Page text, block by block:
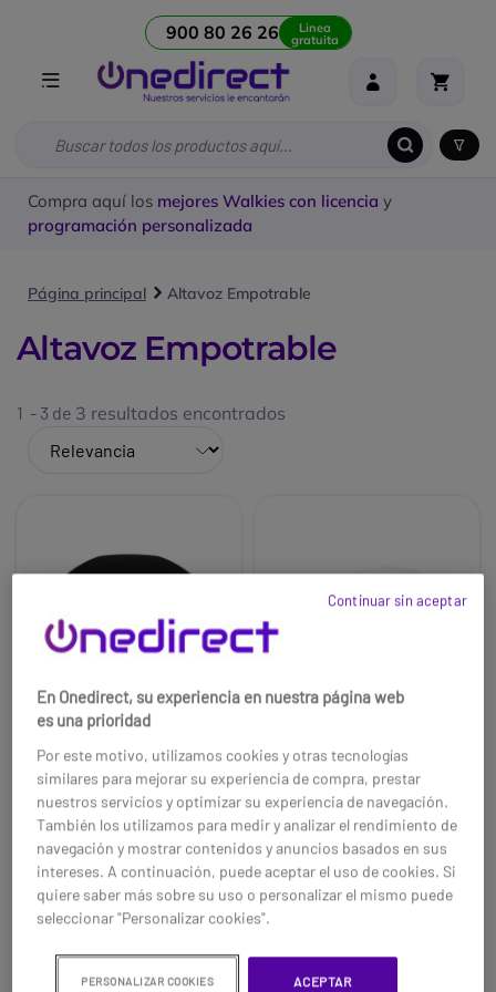
900 80 26 26 Linea
gratuita
Compra aquí los mejores Walkies con licencia y
programación personalizada
Página principal Altavoz Empotrable
Altavoz Empotrable
1 - 3 de 3 resultados encontrados
Segon JS-EST20 negro
Material: ABS + tejido de malla.
Color: negro (también
disponible en blanco). Altavoz:
10 cm. Presión sonora: 83 ± 3 d.
Ref: SEGJSEST20TN
Segon JS-EST20 blanco
Material: ABS + tejido de malla.
Color: blanco (también
disponible en negro). Altavoz:
10 cm. Presión sonora: 83 ± 3 d.
Ref: SEGJSEST20TB
En Onedirect, su experiencia en nuestra página web
es una prioridad
Por este motivo, utilizamos cookies y otras tecnologías
similares para mejorar su experiencia de compra, prestar
nuestros servicios y optimizar su experiencia de navegación.
También los utilizamos para medir y analizar el rendimiento de
navegación y mostrar contenidos y anuncios basados en sus
intereses. A continuación, puede aceptar el uso de cookies. Si
quiere saber más sobre su uso o personalizar el mismo puede
seleccionar "Personalizar cookies".
PERSONALIZAR COOKIES ACEPTAR
Continuar sin aceptar